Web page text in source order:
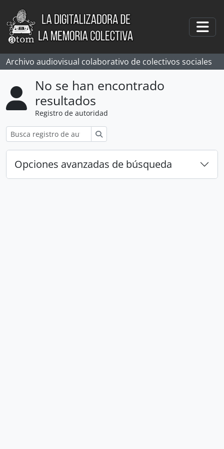
Skip to main content
Archivo audiovisual colaborativo de colectivos sociales
No se han encontrado
resultados
Registro de autoridad
Opciones avanzadas de búsqueda